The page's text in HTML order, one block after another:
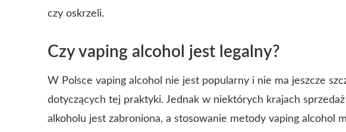
czy oskrzeli.
Czy vaping alcohol jest legalny?
W Polsce vaping alcohol nie jest popularny i nie ma jeszcze
dotyczących tej praktyki. Jednak w niektórych krajach
alkoholu jest zabroniona, a stosowanie metody vaping alcohol